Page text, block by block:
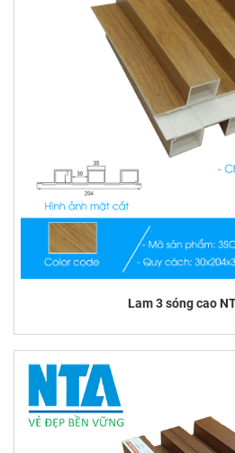
Lam 3 sóng cao